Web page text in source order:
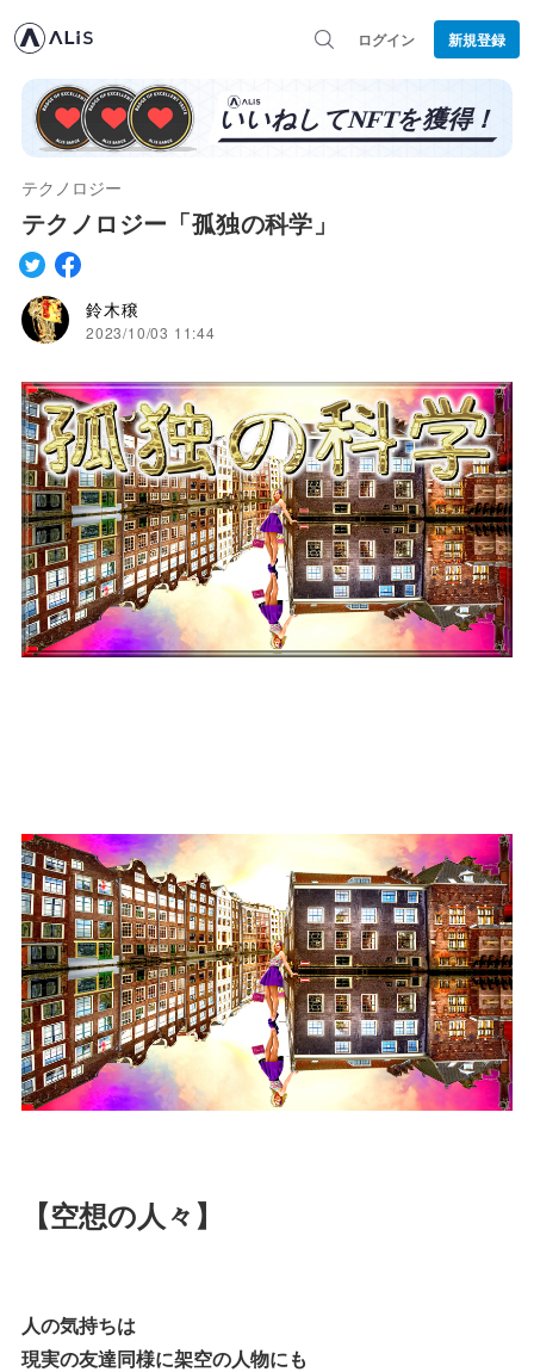
ログイン 新規登録
テクノロジー
テクノロジー「孤独の科学」
鈴木穣
2023/10/03 11:44
【空想の人々】
人の気持ちは
現実の友達同様に架空の人物にも